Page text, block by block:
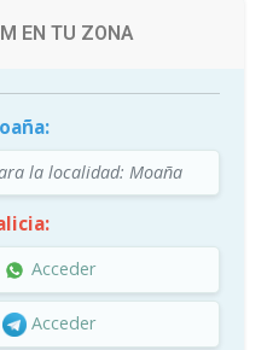
EN TU ZONA
la localidad: Moaña
Acceder
Acceder